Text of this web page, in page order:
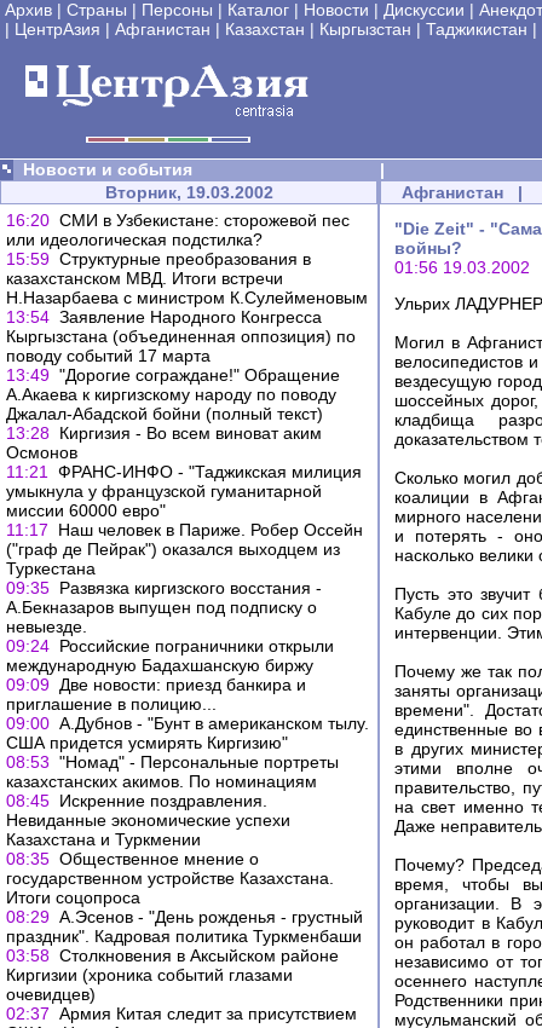
Архив | Страны | Персоны | Каталог | Новости | Дискуссии |
| ЦентрАзия | Афганистан | Казахстан | Кыргызстан | Таджикистан |
Новости и события
|
Вторник, 19.03.2002
16:20 СМИ в Узбекистане: сторожевой пес
или идеологическая подстилка?
15:59 Структурные преобразования в
казахстанском МВД. Итоги встречи
Н.Назарбаева с министром К.Сулейменовым
13:54 Заявление Народного Конгресса
Кыргызстана (объединенная оппозиция) по
поводу событий 17 марта
13:49 "Дорогие сограждане!" Обращение
А.Акаева к киргизскому народу по поводу
Джалал-Абадской бойни (полный текст)
13:28 Киргизия - Во всем виноват аким
Осмонов
11:21
ФРАНС-ИНФО - "Таджикская милиция
умыкнула у французской гуманитарной
миссии 60000 евро"
11:17
Наш человек в Париже. Робер Оссейн
("граф де Пейрак") оказался выходцем из
Туркестана
09:35 Развязка киргизского восстания -
А.Бекназаров выпущен под подписку о
невыезде.
09:24 Российские пограничники открыли
международную Бадахшанскую биржу
09:09 Две новости: приезд банкира и
приглашение в полицию...
09:00 А.Дубнов - "Бунт в американском тылу.
США придется усмирять Киргизию"
08:53 "Номад" - Персональные портреты
казахстанских акимов. По номинациям
08:45 Искренние поздравления.
Невиданные экономические успехи
Казахстана и Туркмении
08:35 Общественное мнение о
государственном устройстве Казахстана.
Итоги соцопроса
08:29 А.Эсенов - "День рожденья - грустный
праздник". Кадровая политика Туркменбаши
03:58 Столкновения в Аксыйском районе
Киргизии (хроника событий глазами
очевидцев)
02:37 Армия Китая следит за присутствием
Афганистан |
"Die Zeit" -
войны?
01:56 19.03.2002
Ульрих ЛАДУРНЕР
Могил в
велосипедистов
вездесущую
шоссейных
кладбища
доказательством
Сколько могил
коалиции в
мирного
и потерять -
насколько
Пусть это
Кабуле до сих
интервенции.
Почему же так
заняты
времени".
единственные
в других
этими вполне
правительство,
на свет именно
Даже
Почему?
время, чтобы
организации. В
руководит в
он работал в
независимо от
осеннего
Родственники
мусульманский